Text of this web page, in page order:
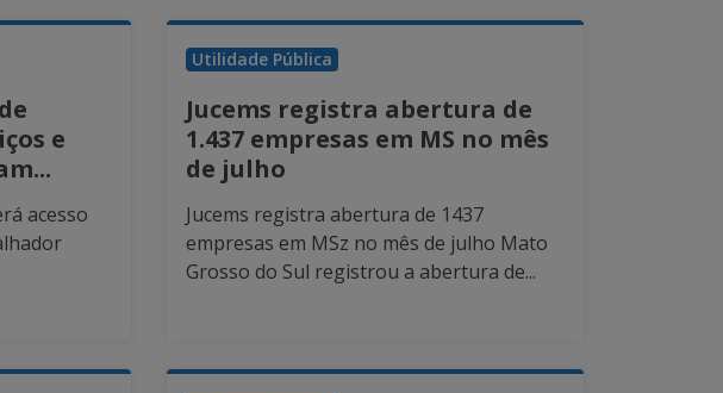
e
acesso
Utilidade Pública
Jucems registra abertura de
1.437 empresas em MS no mês
de julho
Jucems registra abertura de 1437
empresas em MSz no mês de julho Mato
Grosso do Sul registrou a abertura de...